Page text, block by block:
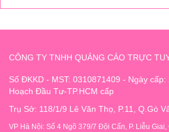
CÔNG TY TNHH QUẢNG CÁO TRỰC
Số ĐKKD - MST: 0310871409 - Ngày
Hoạch Đầu Tư-TP.HCM cấp
Trụ Sở: 118/1/9 Lê Văn Thọ, P.11, Q.Gò
VP Hà Nội: Số 4 Ngõ 379/7 Đội Cấn, P. Liễu